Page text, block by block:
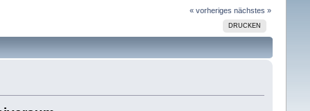
« vorheriges nächstes »
DRUCKEN